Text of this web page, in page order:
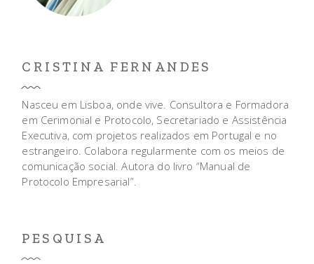
CRISTINA FERNANDES
Nasceu em Lisboa, onde vive. Consultora e Formadora
em Cerimonial e Protocolo, Secretariado e Assistência
Executiva, com projetos realizados em Portugal e no
estrangeiro. Colabora regularmente com os meios de
comunicação social. Autora do livro “Manual de
Protocolo Empresarial”.
PESQUISA